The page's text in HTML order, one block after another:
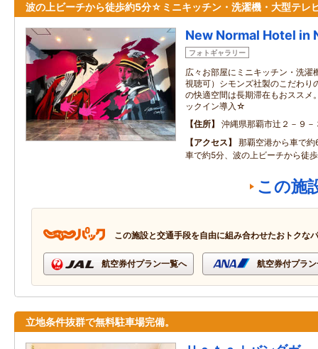
波の上ビーチから徒歩約5分☆ミニキッチン・洗濯機・大型テレ
New Normal Hotel in
フォトギャラリー
広々お部屋にミニキッチン・洗濯
視聴可）シモンズ社製のこだわり
の快適空間は長期滞在もおススメ
ックイン導入☆
住所
沖縄県那覇市辻２－９－
アクセス
那覇空港から車で
車で約5分、波の上ビーチから徒
この施
この施設と交通手段を自由に組み合わせたおトクな
航空券付プラン一覧へ 航空券付プラ
立地条件抜群で無料駐車場完備。